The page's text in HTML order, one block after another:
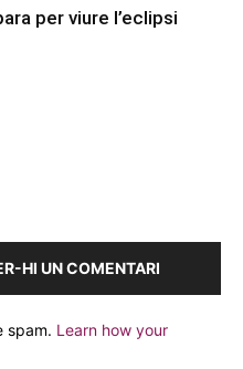
per viure l’eclipsi
HI UN COMENTARI
spam. Learn how your